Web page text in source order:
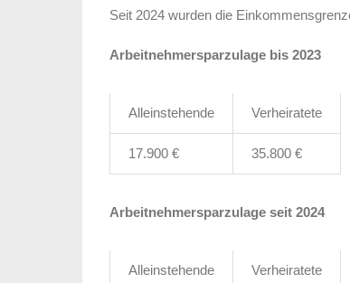
Seit 2024 wurden die
Arbeitnehmersparzulage bis 2023
Alleinstehende Verheiratete
17.900 € 35.800 €
Arbeitnehmersparzulage seit 2024
Alleinstehende Verheiratete